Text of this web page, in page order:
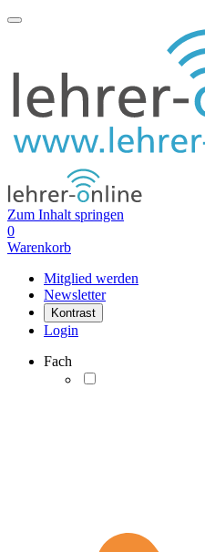
Zum Inhalt springen
0
Warenkorb
Mitglied werden
Newsletter
Kontrast
Login
Fach